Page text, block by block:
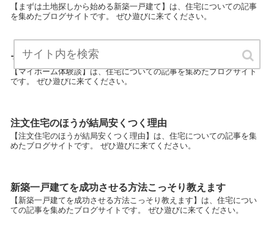
【まずは土地探しから始める新築一戸建て】は、住宅についての記事
を集めたブログサイトです。 ぜひ遊びに来てください。
マイホーム体験談
【マイホーム体験談】は、住宅についての記事を集めたブログサイト
です。 ぜひ遊びに来てください。
注文住宅のほうが結局安くつく理由
【注文住宅のほうが結局安くつく理由】は、住宅についての記事を集
めたブログサイトです。 ぜひ遊びに来てください。
新築一戸建てを成功させる方法こっそり教えます
【新築一戸建てを成功させる方法こっそり教えます】は、住宅につい
ての記事を集めたブログサイトです。 ぜひ遊びに来てください。